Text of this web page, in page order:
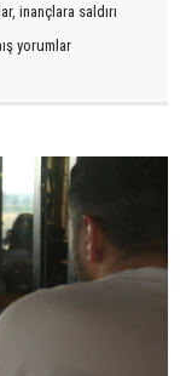
inançlara saldırı
yorumlar